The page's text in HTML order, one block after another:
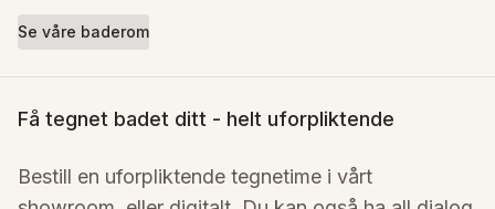
Se våre baderom
Få tegnet badet ditt - helt uforpliktende
Bestill en uforpliktende tegnetime i vårt